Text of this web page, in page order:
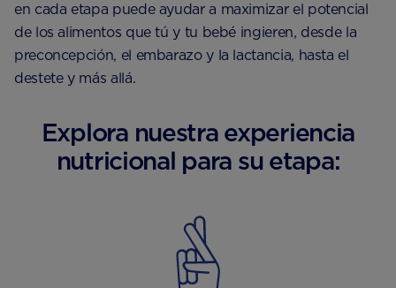
en cada etapa puede ayudar a maximizar el potencial
de los alimentos que tú y tu bebé ingieren, desde la
preconcepción, el embarazo y la lactancia, hasta el
destete y más allá.
Explora nuestra experiencia
nutricional para su etapa: